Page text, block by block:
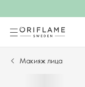
Макияж лица